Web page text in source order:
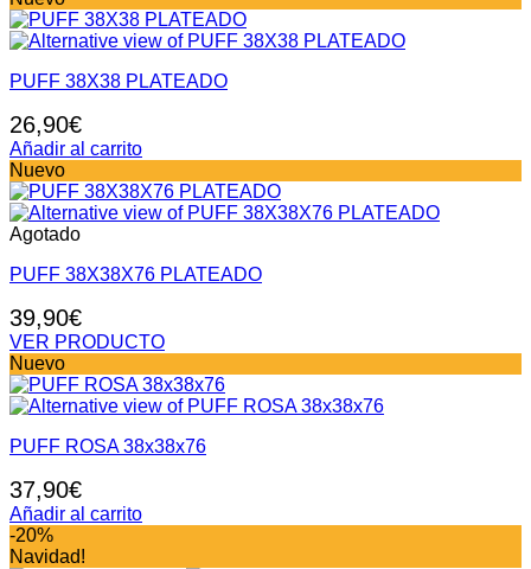
PUFF 38X38 PLATEADO
26,90€
Añadir al carrito
Nuevo
Agotado
PUFF 38X38X76 PLATEADO
39,90€
VER PRODUCTO
Nuevo
PUFF ROSA 38x38x76
37,90€
Añadir al carrito
-20%
Navidad!